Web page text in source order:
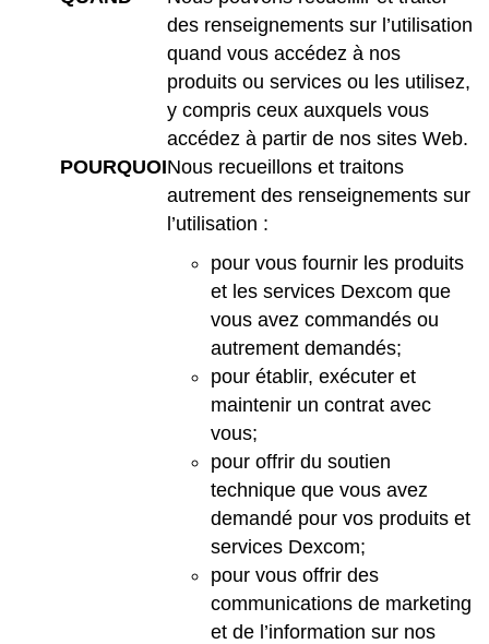
des renseignements sur l’utilisation
quand vous accédez à nos
produits ou services ou les utilisez,
y compris ceux auxquels vous
accédez à partir de nos sites Web.
POURQUOINous recueillons et traitons
autrement des renseignements sur
l’utilisation :
pour vous fournir les produits
et les services Dexcom que
vous avez commandés ou
autrement demandés;
pour établir, exécuter et
maintenir un contrat avec
vous;
pour offrir du soutien
technique que vous avez
demandé pour vos produits et
services Dexcom;
pour vous offrir des
communications de marketing
et de l’information sur nos